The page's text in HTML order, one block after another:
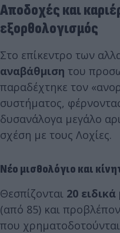
Αποδοχές και
εξορθολογισμός
Στο επίκεντρο των
αναβάθμιση του
παραδέχτηκε τον
συστήματος,
δυσανάλογα μεγάλο
σχέση με τους Λοχίες.
Νέο μισθολόγιο και
Θεσπίζονται 20
(από 85) και
που